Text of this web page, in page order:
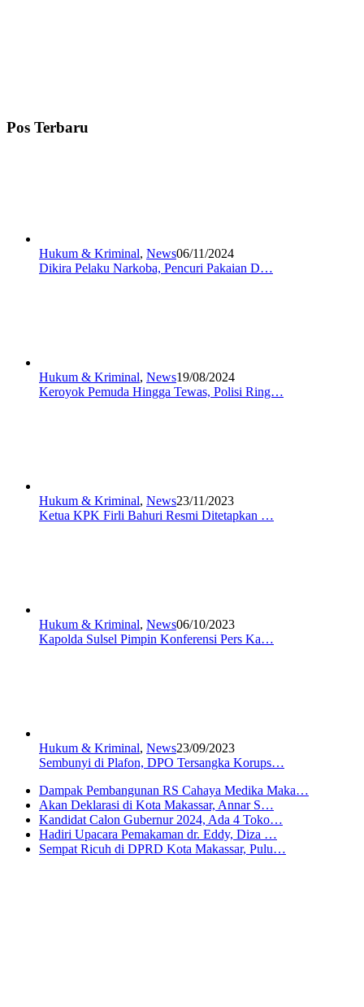
Pos Terbaru
Hukum & Kriminal, News06/11/2024
Dikira Pelaku Narkoba, Pencuri Pakaian D…
Hukum & Kriminal, News19/08/2024
Keroyok Pemuda Hingga Tewas, Polisi Ring…
Hukum & Kriminal, News23/11/2023
Ketua KPK Firli Bahuri Resmi Ditetapkan …
Hukum & Kriminal, News06/10/2023
Kapolda Sulsel Pimpin Konferensi Pers Ka…
Hukum & Kriminal, News23/09/2023
Sembunyi di Plafon, DPO Tersangka Korups…
Dampak Pembangunan RS Cahaya Medika Maka…
Akan Deklarasi di Kota Makassar, Annar S…
Kandidat Calon Gubernur 2024, Ada 4 Toko…
Hadiri Upacara Pemakaman dr. Eddy, Diza …
Sempat Ricuh di DPRD Kota Makassar, Pulu…